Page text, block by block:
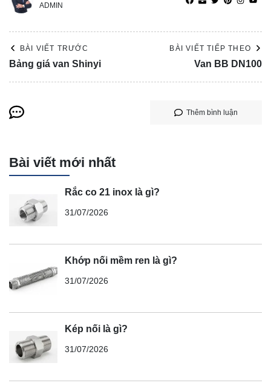
ADMIN
BÀI VIẾT TRƯỚC
Bảng giá van Shinyi
BÀI VIẾT TIẾP THEO
Van BB DN100
Thêm bình luận
Bài viết mới nhất
Rắc co 21 inox là gì?
31/07/2026
Khớp nối mềm ren là gì?
31/07/2026
Kép nối là gì?
31/07/2026